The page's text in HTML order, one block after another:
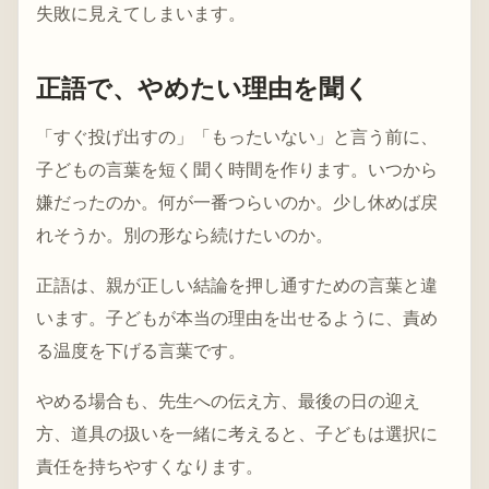
失敗に見えてしまいます。
正語で、やめたい理由を聞く
「すぐ投げ出すの」「もったいない」と言う前に、
子どもの言葉を短く聞く時間を作ります。いつから
嫌だったのか。何が一番つらいのか。少し休めば戻
れそうか。別の形なら続けたいのか。
正語は、親が正しい結論を押し通すための言葉と違
います。子どもが本当の理由を出せるように、責め
る温度を下げる言葉です。
やめる場合も、先生への伝え方、最後の日の迎え
方、道具の扱いを一緒に考えると、子どもは選択に
責任を持ちやすくなります。